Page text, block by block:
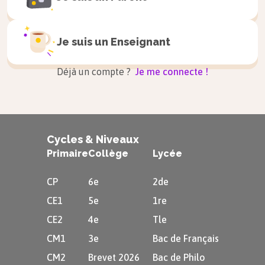
un saint par les chrétiens.
romains sont chrétiens.
En 392, l’empereurThéodose
polythéisme, les sacrifices et fait fermer
les temples païens.
Toutes les populations de l’empire
doivent adopter le christianisme, qui
devient la religion officielle de
l’Empire.
Je suis un Enseignant
Déjà un compte ? Je me connecte !
Cycles & Niveaux
Primaire
CP
CE1
CE2
CM1
CM2
Collège
6e
5e
4e
3e
Brevet 2026
Lycée
2de
1re
Tle
Bac de Français
Bac de Philo